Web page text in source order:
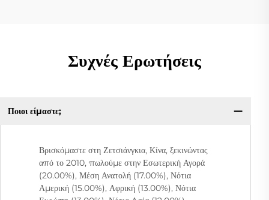
Συχνές Ερωτήσεις
Ποιοι είμαστε;
Βρισκόμαστε στη Ζετσιάνγκια, Κίνα, ξεκινώντας
από το 2010, πωλούμε στην Εσωτερική Αγορά
(20.00%), Μέση Ανατολή (17.00%), Νότια
Αμερική (15.00%), Αφρική (13.00%), Νότια